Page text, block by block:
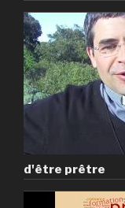
d'être prêtre